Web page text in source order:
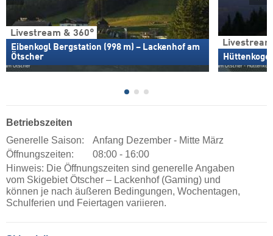
Livestream & 360°
Eibenkogl Bergstation (998 m) – Lackenhof am
Ötscher
Betriebszeiten
Generelle Saison:
Anfang Dezember - Mitte März
Öffnungszeiten:
08:00 - 16:00
Hinweis: Die Öffnungszeiten sind generelle Angaben
vom Skigebiet Ötscher – Lackenhof (Gaming) und
können je nach äußeren Bedingungen, Wochentagen,
Schulferien und Feiertagen variieren.